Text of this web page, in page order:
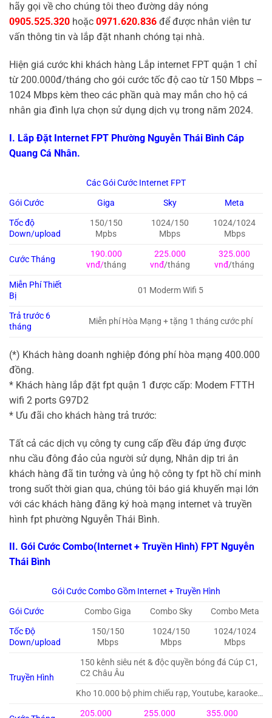
hãy gọi về cho chúng tôi theo đường dây nóng
0905.525.320 hoặc 0971.620.836 để được nhân viên tư
vấn thông tin và lắp đặt nhanh chóng tại nhà.
Hiện giá cước khi khách hàng Lắp internet FPT quận 1 chỉ
từ 200.000đ/tháng cho gói cước tốc độ cao từ 150 Mbps –
1024 Mbps kèm theo các phần quà may mắn cho hộ cá
nhân gia đình lựa chọn sử dụng dịch vụ trong năm 2024.
I. Lắp Đặt Internet FPT Phường Nguyễn Thái Bình Cáp
Quang Cá Nhân.
Các Gói Cước Internet FPT
Gói Cước
Giga Sky
Meta
Tốc độ
Down/upload
150/150
Mpbs
1024/150
Mbps
1024/1024
Mbps
Cước Tháng
190.000
vnđ/tháng
225.000
vnđ/tháng
325.000
vnđ/tháng
Miễn Phí Thiết
Bị
01 Moderm Wifi 5
Trả trước 6
tháng
Miễn phí Hòa Mạng + tặng 1 tháng cước phí
(*) Khách hàng doanh nghiệp đóng phí hòa mạng 400.000
đồng.
* Khách hàng lắp đặt fpt quận 1 được cấp: Modem FTTH
wifi 2 ports G97D2
* Ưu đãi cho khách hàng trả trước:
Tất cả các dịch vụ công ty cung cấp đều đáp ứng được
nhu cầu đông đảo của người sử dụng, Nhân dịp tri ân
khách hàng đã tin tưởng và ủng hộ công ty fpt hồ chí minh
trong suốt thời gian qua, chúng tôi báo giá khuyến mại lớn
với các khách hàng đăng ký hoà mạng internet và truyền
hình fpt phường Nguyễn Thái Bình.
II. Gói Cước Combo(Internet + Truyền Hình) FPT Nguyễn
Thái Bình
Gói Cước Combo Gồm Internet + Truyền Hình
Gói Cước
Combo Giga Combo Sky
Combo Meta
Tốc Độ
Down/upload
150/150
Mbps
1024/150
Mbps
1024/1024
Mbps
Truyền Hình
150 kênh siêu nét & độc quyền bóng đá Cúp C1,
C2 Châu Âu
Kho 10.000 bộ phim chiếu rạp, Youtube, karaoke…
205.000 255.000 355.000